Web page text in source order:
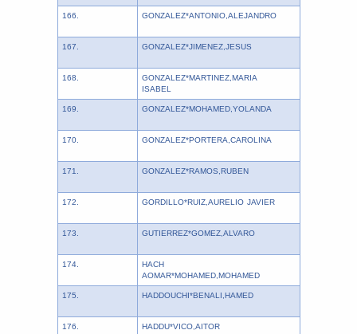
166. GONZALEZ*ANTONIO,ALEJANDRO
167. GONZALEZ*JIMENEZ,JESUS
168.
GONZALEZ*MARTINEZ,MARIA
ISABEL
169. GONZALEZ*MOHAMED,YOLANDA
170. GONZALEZ*PORTERA,CAROLINA
171. GONZALEZ*RAMOS,RUBEN
172. GORDILLO*RUIZ,AURELIO JAVIER
173. GUTIERREZ*GOMEZ,ALVARO
174.
HACH
AOMAR*MOHAMED,MOHAMED
175. HADDOUCHI*BENALI,HAMED
176. HADDU*VICO,AITOR